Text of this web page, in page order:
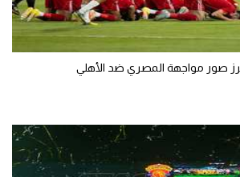
صور مواجهة المصري ضد الأهلي